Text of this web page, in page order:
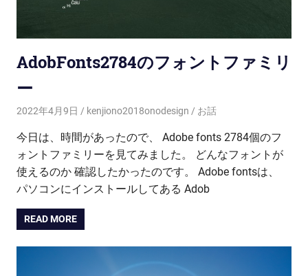
AdobFonts2784のフォントファミリ
ー
2022年4月9日 kenjiono2018onodesign お話
今日は、時間があったので、 Adobe fonts 2784個のフ
ォントファミリーを見てみました。 どんなフォントが
使えるのか 確認したかったのです。 Adobe fontsは、
パソコンにインストールしてある Adob
READ MORE